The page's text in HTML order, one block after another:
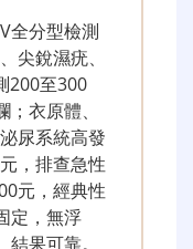
全分型檢測
尖銳濕疣、
200至300
衣原體、
尿系統高發
，排查急性
元，經典性
定，無浮
果可靠。